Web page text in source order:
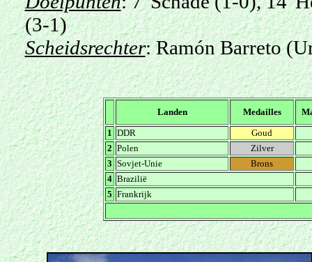
(3-1)
Scheidsrechter: Ramón Barreto
Landen Medailles
1 DDR
Goud
2 Polen
Zilver
3 Sovjet-Unie
Brons
4 Brazilië
5 Frankrijk